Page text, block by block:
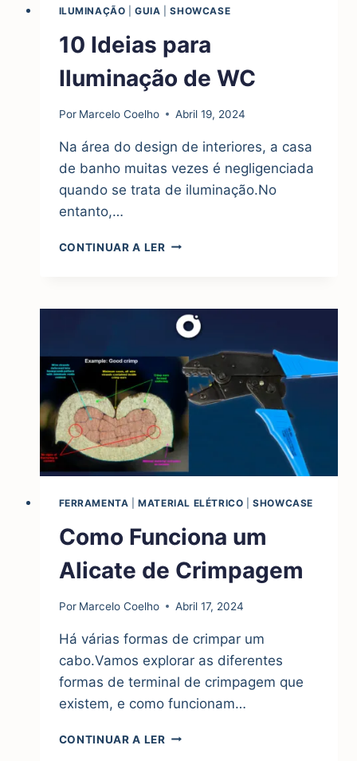
ILUMINAÇÃO |GUIA |SHOWCASE
10 Ideias para
Iluminação de WC
Por Marcelo Coelho Abril 19, 2024
Na área do design de interiores, a casa
de banho muitas vezes é negligenciada
quando se trata de iluminação.No
entanto,…
CONTINUAR A LER10
DE
WC
FERRAMENTA |MATERIAL ELÉTRICO |SHOWCASE
Como Funciona um
Alicate de Crimpagem
Por Marcelo Coelho Abril 17, 2024
Há várias formas de crimpar um
cabo.Vamos explorar as diferentes
formas de terminal de crimpagem que
existem, e como funcionam…
CONTINUAR A LERCOMO